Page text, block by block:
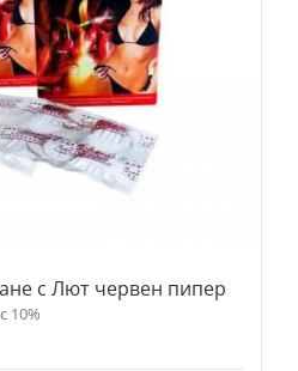
с Лют червен пипер
10%